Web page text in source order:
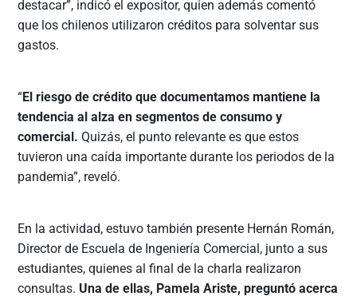
destacar”, indicó el expositor, quien además comentó
que los chilenos utilizaron créditos para solventar sus
gastos.
“El riesgo de crédito que documentamos mantiene la
tendencia al alza en segmentos de consumo y
comercial. Quizás, el punto relevante es que estos
tuvieron una caída importante durante los periodos de la
pandemia”, reveló.
En la actividad, estuvo también presente Hernán Román,
Director de Escuela de Ingeniería Comercial, junto a sus
estudiantes, quienes al final de la charla realizaron
consultas. Una de ellas, Pamela Ariste, preguntó acerca